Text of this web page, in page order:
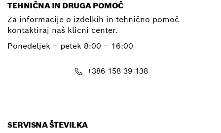
TEHNIČNA IN DRUGA POMOČ
Za informacije o izdelkih in tehnično pomoč
kontaktiraj naš klicni center.
Ponedeljek – petek 8:00 – 16:00
+386 158 39 138
SERVISNA ŠTEVILKA